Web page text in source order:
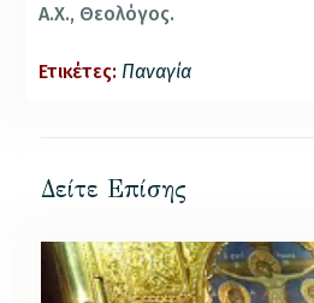
Α.Χ., Θεολόγος.
Ετικέτες: Παναγία
Δείτε Επίσης